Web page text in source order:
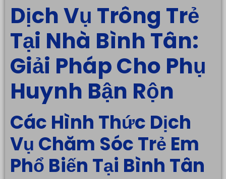
Dịch Vụ Trông Trẻ
Tại Nhà Bình Tân:
Giải Pháp Cho Phụ
Huynh Bận Rộn
Các Hình Thức Dịch
Vụ Chăm Sóc Trẻ Em
Phổ Biến Tại Bình Tân